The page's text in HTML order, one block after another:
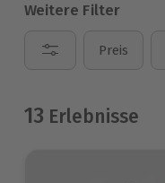
Weitere Filter
Preis
13 Erlebnisse